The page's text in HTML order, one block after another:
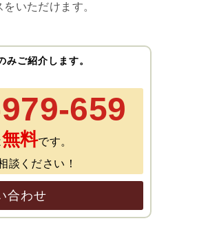
いただけます。
ご紹介します。
659
無料です。
談ください！
合わせ